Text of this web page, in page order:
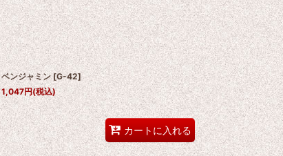
絞り込む
ベンジャミン [G-42]
1,047円(税込)
カートに入れる